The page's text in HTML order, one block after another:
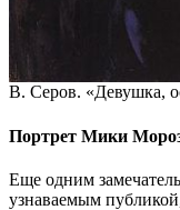
В. Серов. «Девушка,
Портрет Мики
Еще одним
узнаваемым